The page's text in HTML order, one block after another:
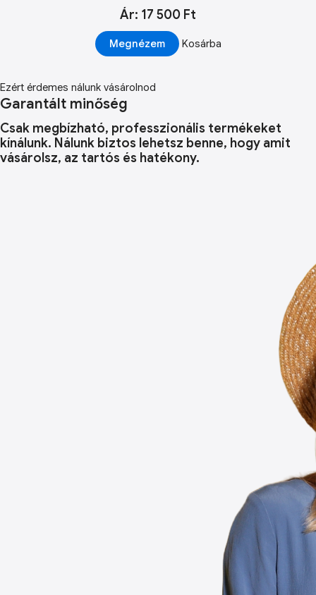
Ár: 17 500 Ft
Megnézem Kosárba
Ezért érdemes nálunk vásárolnod
Garantált minőség
Csak megbízható, professzionális termékeket
kínálunk. Nálunk biztos lehetsz benne, hogy amit
vásárolsz, az tartós és hatékony.